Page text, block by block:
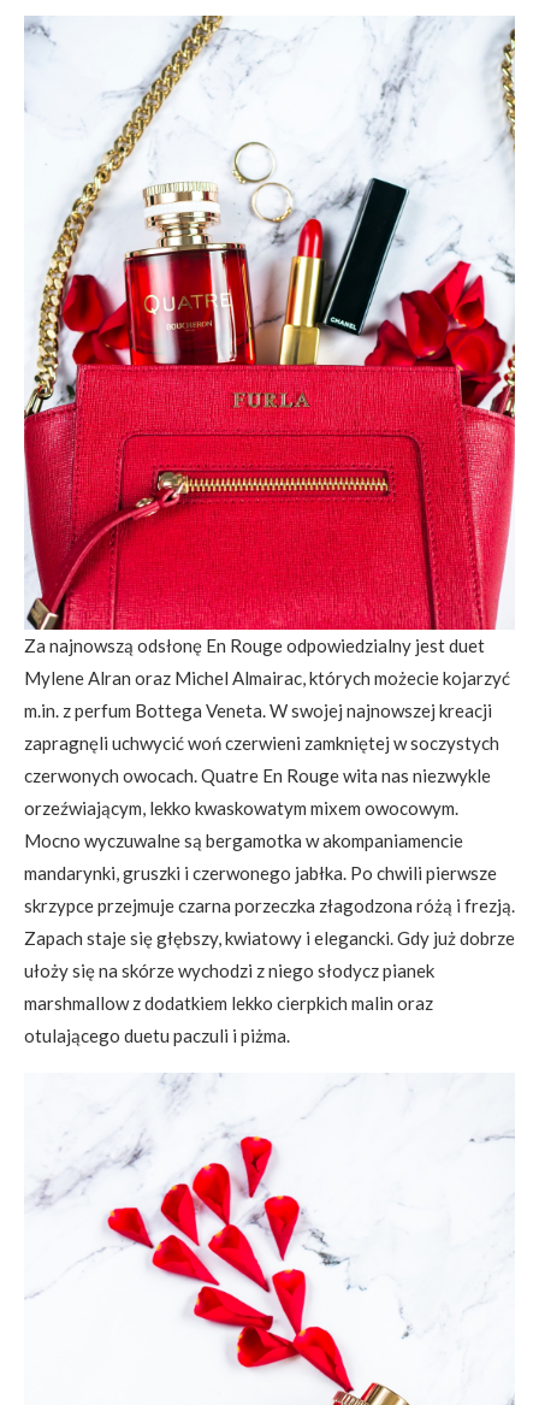
Za najnowszą odsłonę En Rouge odpowiedzialny jest duet
Mylene Alran oraz Michel Almairac, których możecie kojarzyć
m.in. z perfum Bottega Veneta. W swojej najnowszej kreacji
zapragnęli uchwycić woń czerwieni zamkniętej w soczystych
czerwonych owocach. Quatre En Rouge wita nas niezwykle
orzeźwiającym, lekko kwaskowatym mixem owocowym.
Mocno wyczuwalne są bergamotka w akompaniamencie
mandarynki, gruszki i czerwonego jabłka. Po chwili pierwsze
skrzypce przejmuje czarna porzeczka złagodzona różą i frezją.
Zapach staje się głębszy, kwiatowy i elegancki. Gdy już dobrze
ułoży się na skórze wychodzi z niego słodycz pianek
marshmallow z dodatkiem lekko cierpkich malin oraz
otulającego duetu paczuli i piżma.